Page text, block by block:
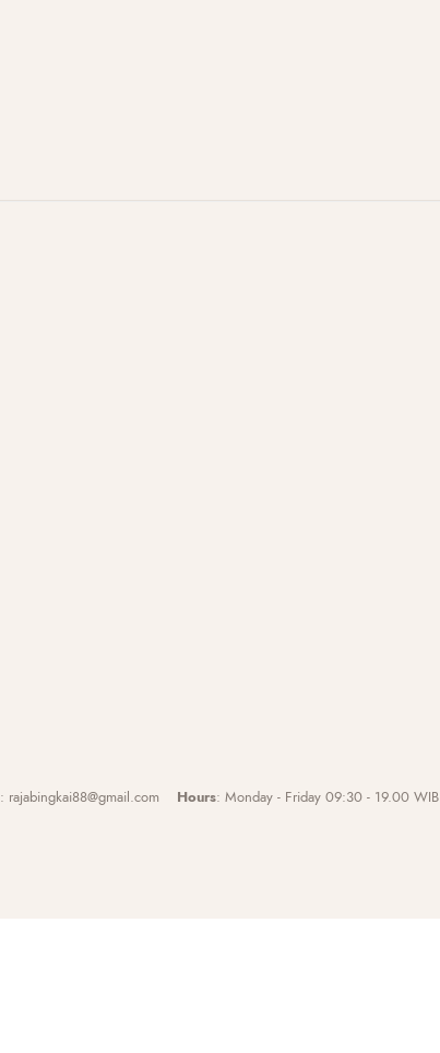
: rajabingkai88@gmail.com Hours: Monday - Friday 09:30 - 19.00 WIB